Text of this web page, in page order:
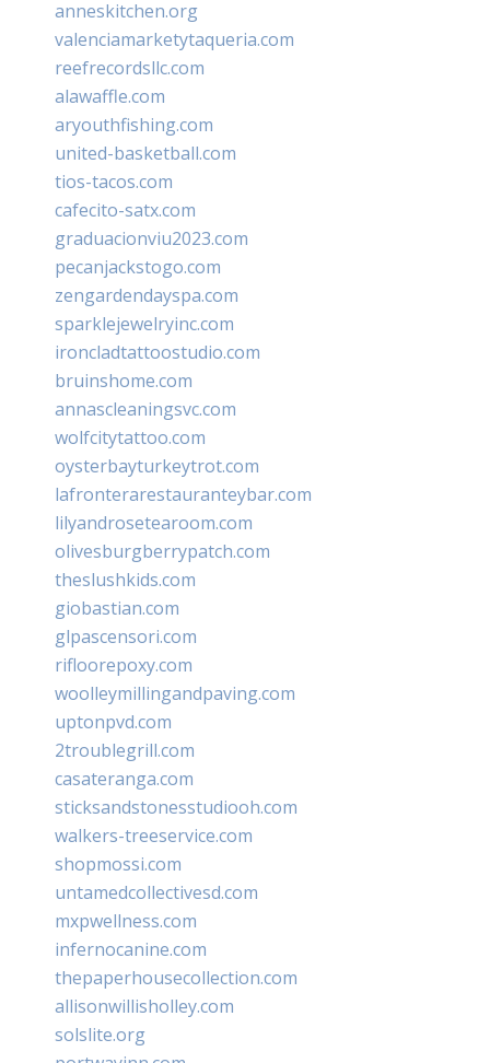
anneskitchen.org
valenciamarketytaqueria.com
reefrecordsllc.com
alawaffle.com
aryouthfishing.com
united-basketball.com
tios-tacos.com
cafecito-satx.com
graduacionviu2023.com
pecanjackstogo.com
zengardendayspa.com
sparklejewelryinc.com
ironcladtattoostudio.com
bruinshome.com
annascleaningsvc.com
wolfcitytattoo.com
oysterbayturkeytrot.com
lafronterarestauranteybar.com
lilyandrosetearoom.com
olivesburgberrypatch.com
theslushkids.com
giobastian.com
glpascensori.com
rifloorepoxy.com
woolleymillingandpaving.com
uptonpvd.com
2troublegrill.com
casateranga.com
sticksandstonesstudiooh.com
walkers-treeservice.com
shopmossi.com
untamedcollectivesd.com
mxpwellness.com
infernocanine.com
thepaperhousecollection.com
allisonwillisholley.com
solslite.org